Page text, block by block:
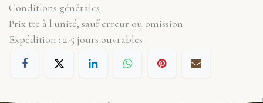
Conditions générales
Prix ttc à l'unité, sauf erreur ou omission
Expédition : 2-5 jours ouvrables